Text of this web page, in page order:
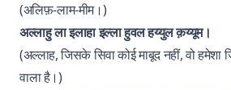
(अलिफ़-लाम-मीम।)
अल्लाहु ला इलाहा इल्ला हुवल हय्युल क़य्यूम।
(अल्लाह, जिसके सिवा कोई माबूद नहीं, वो
वाला है।)